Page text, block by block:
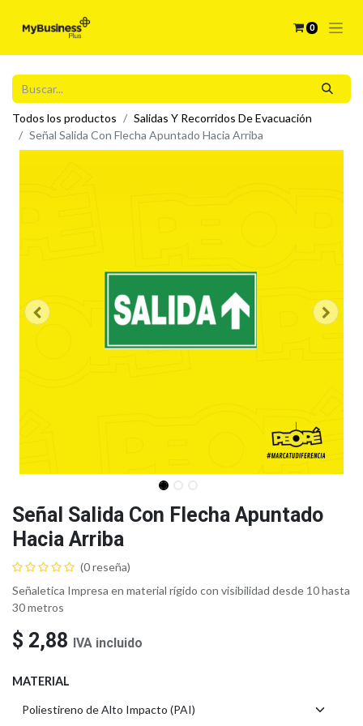
0
Todos los productos
Salidas Y Recorridos De Evacuación
Señal Salida Con Flecha Apuntado Hacia Arriba
Señal Salida Con Flecha Apuntado
Hacia Arriba
(0 reseña)
Señaletica Impresa en material rígido con visibilidad desde 10 hasta
30 metros
$ 2,88 IVA incluido
MATERIAL